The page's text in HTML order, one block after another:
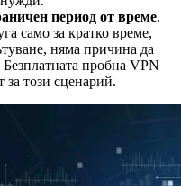
период от време.
само за кратко време,
няма причина да
пробна VPN
за този сценарий.